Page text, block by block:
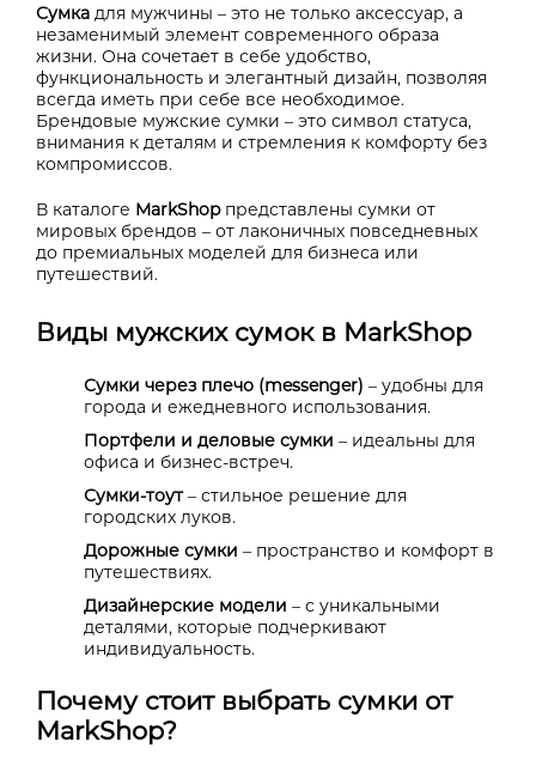
Сумка для мужчины – это не только аксессуар, а
незаменимый элемент современного образа
жизни. Она сочетает в себе удобство,
функциональность и элегантный дизайн, позволяя
всегда иметь при себе все необходимое.
Брендовые мужские сумки – это символ статуса,
внимания к деталям и стремления к комфорту без
компромиссов.
В каталоге MarkShopпредставлены сумки от
мировых брендов – от лаконичных повседневных
до премиальных моделей для бизнеса или
путешествий.
Виды мужских сумок в MarkShop
Сумки через плечо (messenger) – удобны для
города и ежедневного использования.
Портфели и деловые сумки – идеальны для
офиса и бизнес-встреч.
Сумки-тоут– стильное решение для
городских луков.
Дорожные сумки – пространство и комфорт в
путешествиях.
Дизайнерские модели – с уникальными
деталями, которые подчеркивают
индивидуальность.
Почему стоит выбрать сумки от
MarkShop?